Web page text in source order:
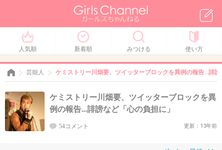
人気順 新着順 みつける 使い方
芸能人 ケミストリー川畑要、ツイッターブロックを異例の報告…誹
ケミストリー川畑要、ツイッターブロックを異
例の報告…誹謗など「心の負担に」
54コメント 更新：13年前